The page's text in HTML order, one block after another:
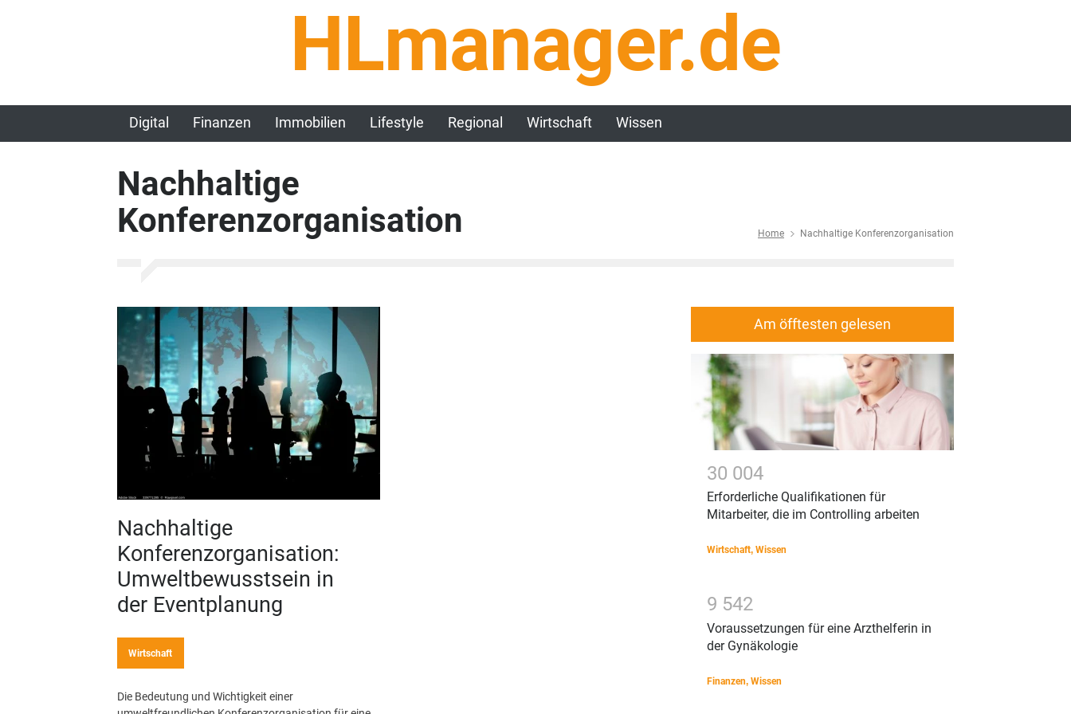
HLmanager.de
Digital Finanzen Immobilien Lifestyle Regional Wirtschaft Wissen
Nachhaltige
Konferenzorganisation
Home Nachhaltige Konferenzorganisation
Nachhaltige
Konferenzorganisation:
Umweltbewusstsein in
der Eventplanung
Wirtschaft
Die Bedeutung und Wichtigkeit einer
Am öfftesten gelesen
30 004
Erforderliche Qualifikationen für
Mitarbeiter, die im Controlling arbeiten
Wirtschaft, Wissen
9 542
Voraussetzungen für eine Arzthelferin in
der Gynäkologie
Finanzen, Wissen